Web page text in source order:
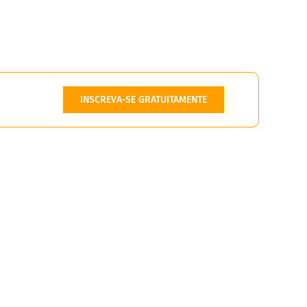
INSCREVA-SE GRATUITAMENTE